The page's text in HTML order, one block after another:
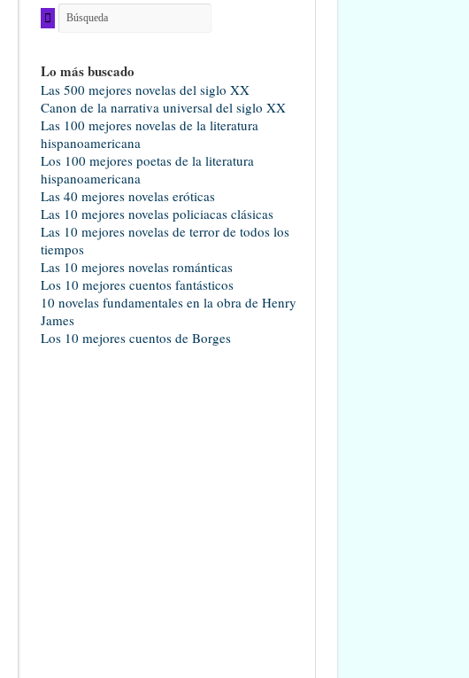
Lo más buscado
Las 500 mejores novelas del siglo XX
Canon de la narrativa universal del siglo XX
Las 100 mejores novelas de la literatura
hispanoamericana
Los 100 mejores poetas de la literatura
hispanoamericana
Las 40 mejores novelas eróticas
Las 10 mejores novelas policiacas clásicas
Las 10 mejores novelas de terror de todos los
tiempos
Las 10 mejores novelas románticas
Los 10 mejores cuentos fantásticos
10 novelas fundamentales en la obra de Henry
James
Los 10 mejores cuentos de Borges